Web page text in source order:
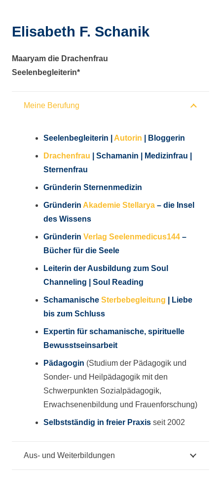
Elisabeth F. Schanik
Maaryam die Drachenfrau
Seelenbegleiterin*
Meine Berufung
Seelenbegleiterin | Autorin | Bloggerin
Drachenfrau | Schamanin | Medizinfrau |
Sternenfrau
Gründerin Sternenmedizin
Gründerin Akademie Stellarya – die Insel
des Wissens
Gründerin Verlag Seelenmedicus144 –
Bücher für die Seele
Leiterin der Ausbildung zum Soul
Channeling | Soul Reading
Schamanische Sterbebegleitung
Liebe
bis zum Schluss
Expertin für schamanische, spirituelle
Bewusstseinsarbeit
Pädagogin (Studium der Pädagogik und
Sonder- und Heilpädagogik mit den
Schwerpunkten Sozialpädagogik,
Erwachsenenbildung und Frauenforschung)
Selbstständig in freier Praxis seit 2002
Aus- und Weiterbildungen